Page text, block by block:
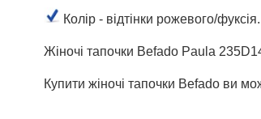
Колір - відтінки рожевого/фуксія.
Жіночі тапочки Befado Paula
Купити жіночі тапочки Befado ви